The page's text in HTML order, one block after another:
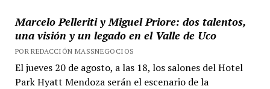
Marcelo Pelleriti y Miguel Priore: dos talentos,
una visión y un legado en el Valle de Uco
POR REDACCIÓN MASSNEGOCIOS
El jueves 20 de agosto, a las 18, los salones del Hotel
Park Hyatt Mendoza serán el escenario de la